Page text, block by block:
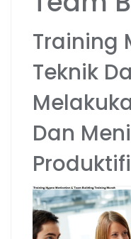
Training
Teknik
Dan